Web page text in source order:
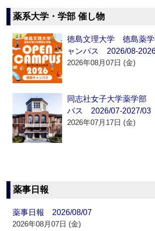
薬系大学・学部 催し物
徳島文理大学 徳島薬
ャンパス 2026/08-
2026年08月07日 (金)
同志社女子大学薬学部
パス 2026/07-2027/03
2026年07月17日 (金)
薬事日報
薬事日報 2026/08/07
2026年08月07日 (金)